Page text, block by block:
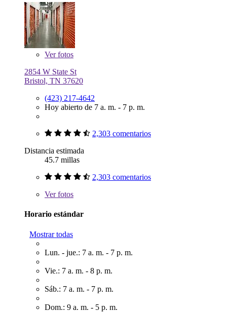
Verfotos
2854 W State St
Bristol, TN 37620
(423) 217-4642
Hoy abierto de 7 a. m. - 7 p. m.
2,303 comentarios
Distancia estimada
45.7 millas
2,303 comentarios
Verfotos
Horario estándar
Mostrar todas
Lun. - jue.: 7 a. m. - 7 p. m.
Vie.: 7 a. m. - 8 p. m.
Sáb.: 7 a. m. - 7 p. m.
Dom.: 9 a. m. - 5 p. m.